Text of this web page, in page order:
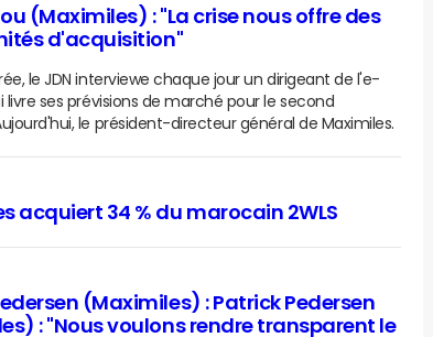
(Maximiles) : "La crise nous offre des
d'acquisition"
le JDN interviewe chaque jour un dirigeant de l'e-
livre ses prévisions de marché pour le second
le président-directeur général de Maximiles.
acquiert 34 % du marocain 2WLS
(Maximiles) : Patrick Pedersen
: "Nous voulons rendre transparent le